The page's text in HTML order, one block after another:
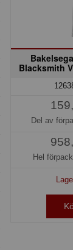
Blacksmith
Del av
Hel